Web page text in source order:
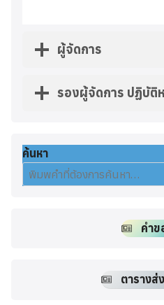
ผู้จัดการ
รองผู้จัดการ ปฏิบัติ
ค้นหา
คำข
ตารางส่